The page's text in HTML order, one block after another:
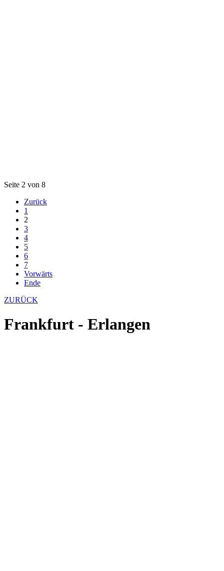
Seite 2 von 8
Zurück
1
2
3
4
5
6
7
Vorwärts
Ende
ZURÜCK
Frankfurt - Erlangen